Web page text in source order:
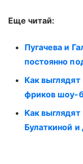
Еще читай:
Пугачева и
постоянно
Как
фриков шоу-
Как
Булаткиной